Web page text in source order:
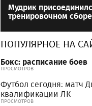
Мудрик
тренировочном сборе
ПОПУЛЯРНОЕ НА
Бокс: расписание боев
ПРОСМОТРОВ
Футбол сегодня: матч
квалификации ЛК
ПРОСМОТРОВ